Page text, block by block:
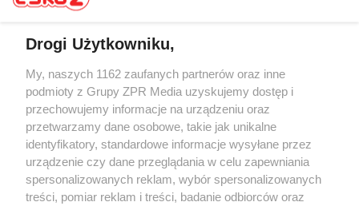
Żaden utwór zamieszczony w serwisie nie może być powielany i
rozpowszechniany lub dalej rozpowszechniany w jakikolwiek sposób (w
tym także elektroniczny lub mechaniczny) na jakimkolwiek polu
eksploatacji w jakiejkolwiek formie, włącznie z umieszczaniem w
Internecie bez pisemnej zgody właściciela praw. Jakiekolwiek użycie lub
wykorzystanie utworów w całości lub w części z naruszeniem prawa,
tzn. bez właściwej zgody, jest zabronione pod groźbą kary i może być
ścigane prawnie.
Drogi Użytkowniku,
My, naszych 1162 zaufanych partnerów oraz inne
podmioty z Grupy ZPR Media uzyskujemy dostęp i
przechowujemy informacje na urządzeniu oraz
przetwarzamy dane osobowe, takie jak unikalne
identyfikatory, standardowe informacje wysyłane przez
urządzenie czy dane przeglądania w celu zapewniania
spersonalizowanych reklam, wybór spersonalizowanych
treści, pomiar reklam i treści, badanie odbiorców oraz